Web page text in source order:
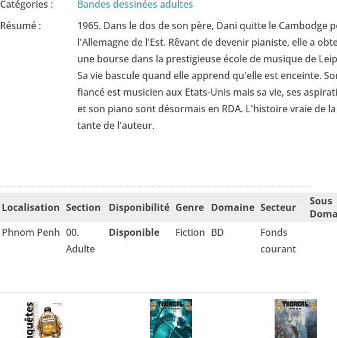
Catégories :
Bandes dessinées adultes
Résumé :
1965. Dans le dos de son père, Dani quitte le Cambodge
l'Allemagne de l'Est. Rêvant de devenir pianiste, elle a
une bourse dans la prestigieuse école de musique de
Sa vie bascule quand elle apprend qu'elle est enceinte.
fiancé est musicien aux Etats-Unis mais sa vie, ses
et son piano sont désormais en RDA. L'histoire vraie de la
tante de l'auteur.
Localisation Section Disponibilité Genre Domaine Secteur
Sous
Phnom Penh 00.
Adulte
Disponible Fiction BD
Fonds
courant